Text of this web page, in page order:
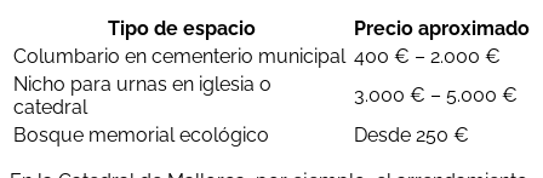
Tipo de espacio
Precio aproximado
Columbario en cementerio municipal 400 € – 2.000 €
Nicho para urnas en iglesia o
catedral
3.000 € – 5.000 €
Bosque memorial ecológico
Desde 250 €